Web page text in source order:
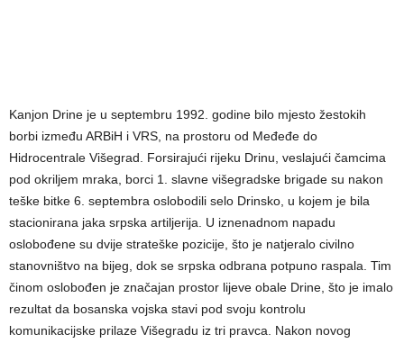
Kanjon Drine je u septembru 1992. godine bilo mjesto žestokih
borbi između ARBiH i VRS, na prostoru od Međeđe do
Hidrocentrale Višegrad. Forsirajući rijeku Drinu, veslajući čamcima
pod okriljem mraka, borci 1. slavne višegradske brigade su nakon
teške bitke 6. septembra oslobodili selo Drinsko, u kojem je bila
stacionirana jaka srpska artiljerija. U iznenadnom napadu
oslobođene su dvije strateške pozicije, što je natjeralo civilno
stanovništvo na bijeg, dok se srpska odbrana potpuno raspala. Tim
činom oslobođen je značajan prostor lijeve obale Drine, što je imalo
rezultat da bosanska vojska stavi pod svoju kontrolu
komunikacijske prilaze Višegradu iz tri pravca. Nakon novog